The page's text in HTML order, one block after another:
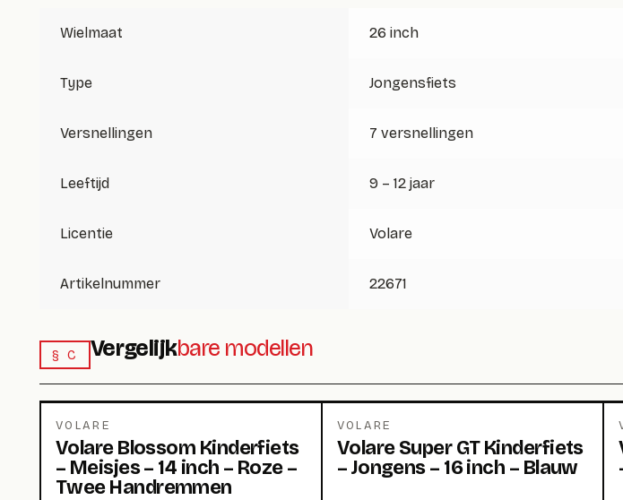
Wielmaat 26 inch
Type Jongensfiets
Versnellingen 7 versnellingen
Leeftijd 9 – 12 jaar
Licentie Volare
Artikelnummer 22671
§ C Vergelijkbare modellen
VOLARE
Volare Blossom Kinderfiets
– Meisjes – 14 inch – Roze –
Twee Handremmen
VOLARE
Volare Super GT Kinderfiets
– Jongens – 16 inch – Blauw